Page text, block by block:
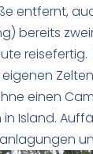
entfernt,
bereits
einen
Island.